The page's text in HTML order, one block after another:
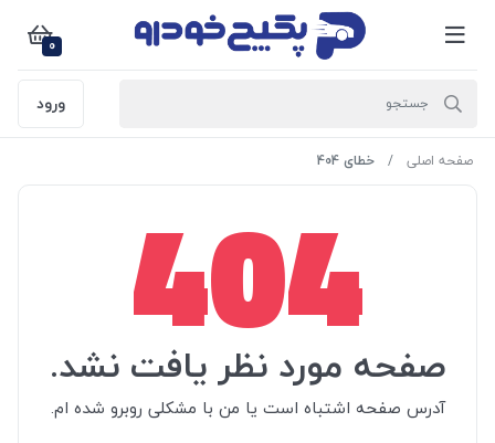
0
ورود
صفحه اصلی خطای 404
404
صفحه مورد نظر یافت نشد.
آدرس صفحه اشتباه است یا من با مشکلی روبرو شده ام.